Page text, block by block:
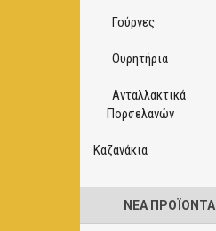
Γούρνες
Ουρητήρια
Ανταλλακτικά
Πορσελανών
Καζανάκια
ΝΈΑ ΠΡΟΪΌΝΤΑ